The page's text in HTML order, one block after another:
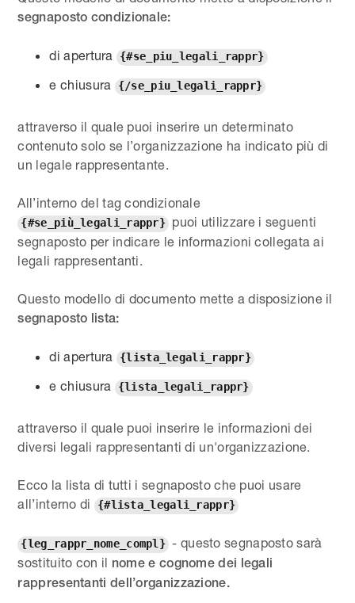
segnaposto condizionale:
di apertura {#se_piu_legali_rappr}
e chiusura {/se_piu_legali_rappr}
attraverso il quale puoi inserire un determinato
contenuto solo se l’organizzazione ha indicato più di
un legale rappresentante.
All’interno del tag condizionale
{#se_più_legali_rappr} puoi utilizzare i seguenti
segnaposto per indicare le informazioni collegata ai
legali rappresentanti.
Questo modello di documento mette a disposizione il
segnaposto lista:
di apertura {lista_legali_rappr}
e chiusura {lista_legali_rappr}
attraverso il quale puoi inserire le informazioni dei
diversi legali rappresentanti di un'organizzazione.
Ecco la lista di tutti i segnaposto che puoi usare
all’interno di
{#lista_legali_rappr}
{leg_rappr_nome_compl} - questo segnaposto sarà
sostituito con il nome e cognome dei legali
rappresentanti dell’organizzazione.